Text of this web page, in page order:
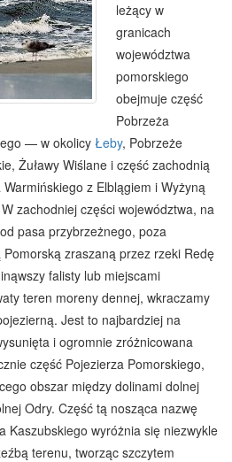
leżący w
granicach
województwa
pomorskiego
obejmuje część
Pobrzeża
— w okolicy Łeby, Pobrzeże
Żuławy Wiślane i część zachodnią
Warmińskiego z Elblągiem i Wyżyną
zachodniej części województwa, na
pasa przybrzeżnego, poza
Pomorską zraszaną przez rzeki Redę
falisty lub miejscami
teren moreny dennej, wkraczamy
Jest to najbardziej na
i ogromnie zróżnicowana
część Pojezierza Pomorskiego,
obszar między dolinami dolnej
Odry. Część tą nosząca nazwę
Kaszubskiego wyróżnia się niezwykle
terenu, tworząc szczytem